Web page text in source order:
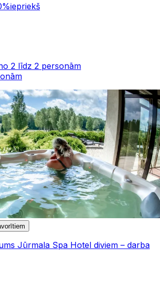
%iepriekš
2 līdz 2 personām
Jūrmala Spa Hotel diviem – darba